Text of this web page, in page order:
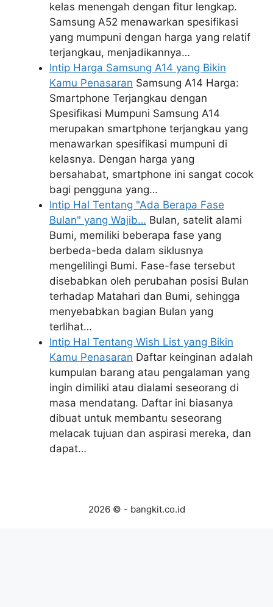
kelas menengah dengan fitur lengkap.
Samsung A52 menawarkan spesifikasi
yang mumpuni dengan harga yang relatif
terjangkau, menjadikannya…
Intip Harga Samsung A14 yang Bikin
Kamu Penasaran Samsung A14 Harga:
Smartphone Terjangkau dengan
Spesifikasi Mumpuni Samsung A14
merupakan smartphone terjangkau yang
menawarkan spesifikasi mumpuni di
kelasnya. Dengan harga yang
bersahabat, smartphone ini sangat cocok
bagi pengguna yang…
Intip Hal Tentang "Ada Berapa Fase
Bulan" yang Wajib… Bulan, satelit alami
Bumi, memiliki beberapa fase yang
berbeda-beda dalam siklusnya
mengelilingi Bumi. Fase-fase tersebut
disebabkan oleh perubahan posisi Bulan
terhadap Matahari dan Bumi, sehingga
menyebabkan bagian Bulan yang
terlihat…
Intip Hal Tentang Wish List yang Bikin
Kamu Penasaran Daftar keinginan adalah
kumpulan barang atau pengalaman yang
ingin dimiliki atau dialami seseorang di
masa mendatang. Daftar ini biasanya
dibuat untuk membantu seseorang
melacak tujuan dan aspirasi mereka, dan
dapat…
2026 © - bangkit.co.id